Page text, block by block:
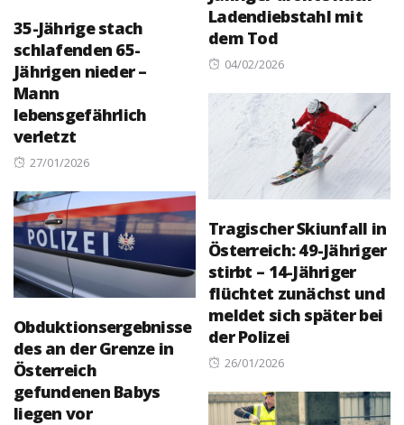
Ladendiebstahl mit
dem Tod
Posted
04/02/2026
35-Jährige stach
schlafenden 65-
Jährigen nieder –
Mann
lebensgefährlich
verletzt
Posted
27/01/2026
Tragischer Skiunfall in
Österreich: 49-Jähriger
stirbt – 14-Jähriger
flüchtet zunächst und
meldet sich später bei
der Polizei
Posted
26/01/2026
Obduktionsergebnisse
des an der Grenze in
Österreich
gefundenen Babys
liegen vor